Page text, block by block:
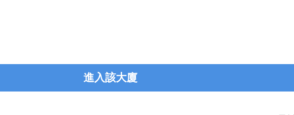
進入該大廈